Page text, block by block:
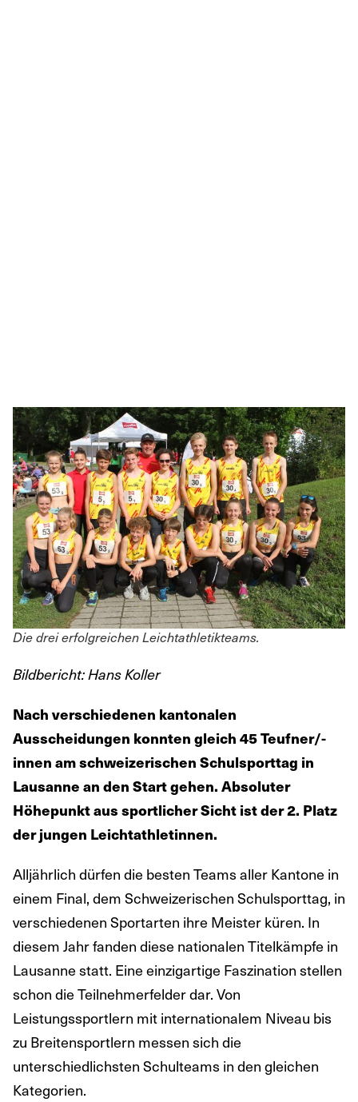
Die drei erfolgreichen Leichtathletikteams.
Bildbericht: Hans Koller
Nach verschiedenen kantonalen
Ausscheidungen konnten gleich 45 Teufner/-
innen am schweizerischen Schulsporttag in
Lausanne an den Start gehen. Absoluter
Höhepunkt aus sportlicher Sicht ist der 2. Platz
der jungen Leichtathletinnen.
Alljährlich dürfen die besten Teams aller Kantone in
einem Final, dem Schweizerischen Schulsporttag, in
verschiedenen Sportarten ihre Meister küren. In
diesem Jahr fanden diese nationalen Titelkämpfe in
Lausanne statt. Eine einzigartige Faszination stellen
schon die Teilnehmerfelder dar. Von
Leistungssportlern mit internationalem Niveau bis
zu Breitensportlern messen sich die
unterschiedlichsten Schulteams in den gleichen
Kategorien.